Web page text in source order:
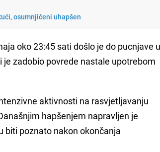
osumnjičeni uhapšen
oko 23:45 sati došlo je do pucnjave u
je zadobio povrede nastale upotrebom
aktivnosti na rasvjetljavanju
hapšenjem napravljen je
biti poznato nakon okončanja